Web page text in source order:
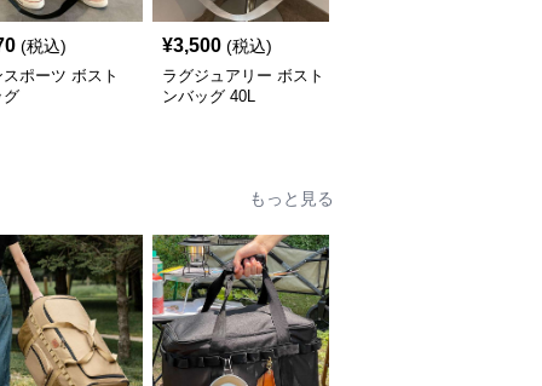
(税込)
ポーツ ボスト
グ
¥3,500 (税込)
ラグジュアリー ボスト
ンバッグ 40L
もっと見る